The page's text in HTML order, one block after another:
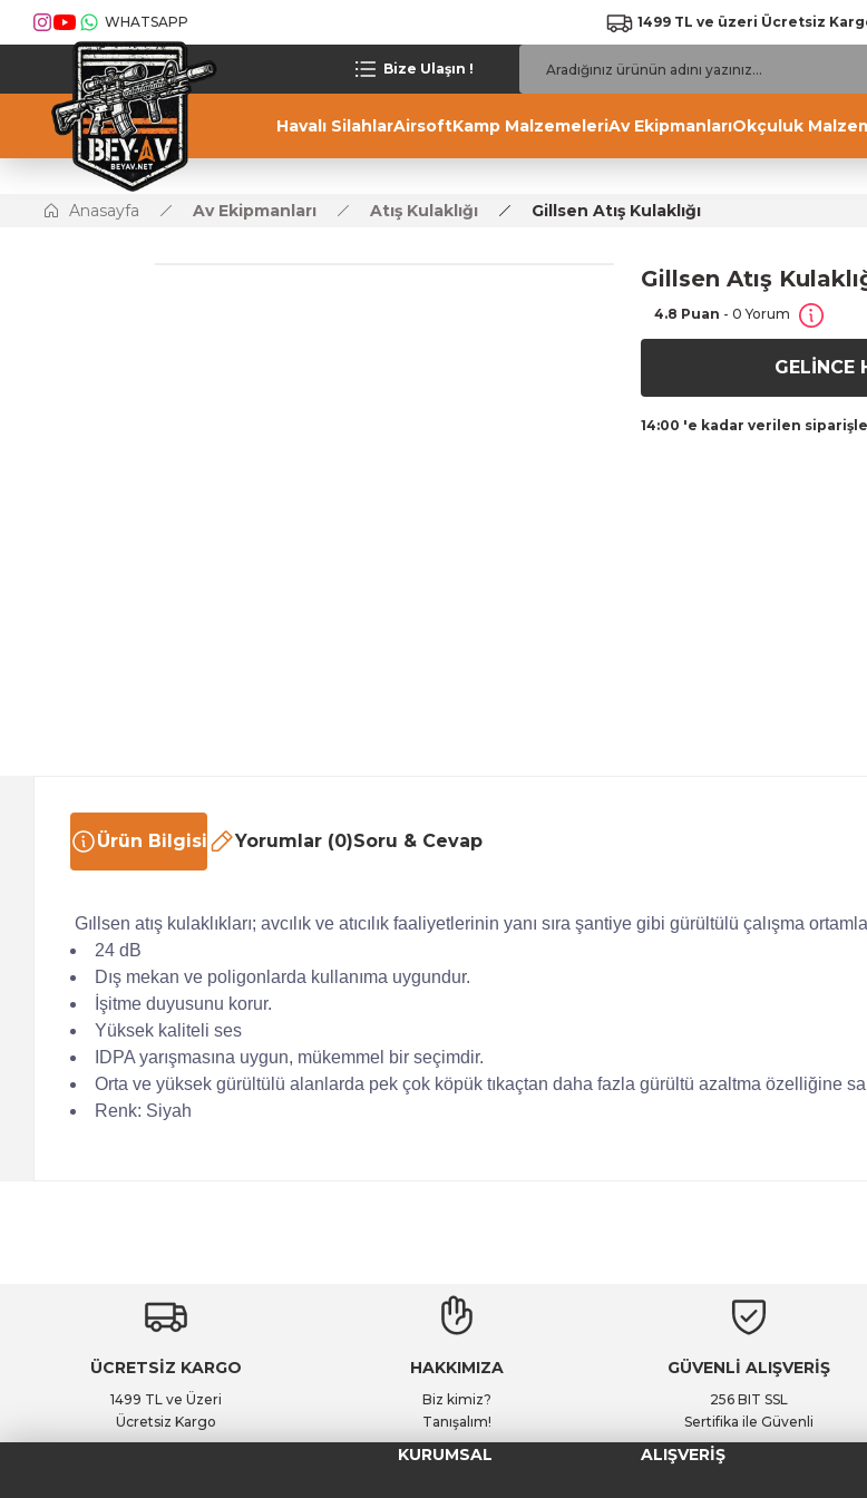
WHATSAPP 1499 TL ve üzeri Ücretsiz
Bize Ulaşın !
Havalı SilahlarAirsoftKamp MalzemeleriAv EkipmanlarıOkçuluk
Anasayfa Av Ekipmanları Atış Kulaklığı Gillsen Atış Kulaklığı
Gillsen Atış
4.8 Puan - 0 Yorum
GELİNCE
14:00 'e kadar verilen
Ürün Bilgisi Yorumlar (0)Soru & Cevap
Gıllsen atış kulaklıkları; avcılık ve atıcılık faaliyetlerinin yanı sıra şantiye gibi gürültülü çalışma
24 dB
Dış mekan ve poligonlarda kullanıma uygundur.
İşitme duyusunu korur.
Yüksek kaliteli ses
IDPA yarışmasına uygun, mükemmel bir seçimdir.
Orta ve yüksek gürültülü alanlarda pek çok köpük tıkaçtan daha fazla gürültü azaltma özelliğine
Renk: Siyah
ÜCRETSİZ KARGO
1499 TL ve Üzeri
Ücretsiz Kargo
HAKKIMIZA
Biz kimiz?
Tanışalım!
GÜVENLİ ALIŞVERİŞ
256 BIT SSL
Sertifika ile Güvenli
KURUMSAL ALIŞVERİŞ